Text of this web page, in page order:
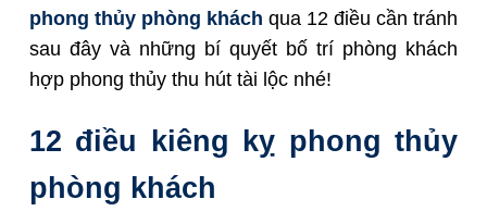
phong thủy phòng khách qua 12 điều cần tránh
sau đây và những bí quyết bố trí phòng khách
hợp phong thủy thu hút tài lộc nhé!
12 điều kiêng kỵ phong thủy
phòng khách